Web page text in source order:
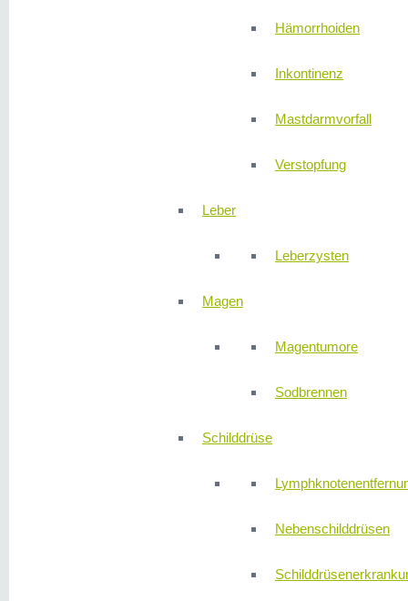
Hämorrhoiden
Inkontinenz
Mastdarmvorfall
Verstopfung
Leber
Leberzysten
Magen
Magentumore
Sodbrennen
Schilddrüse
Nebenschilddrüsen